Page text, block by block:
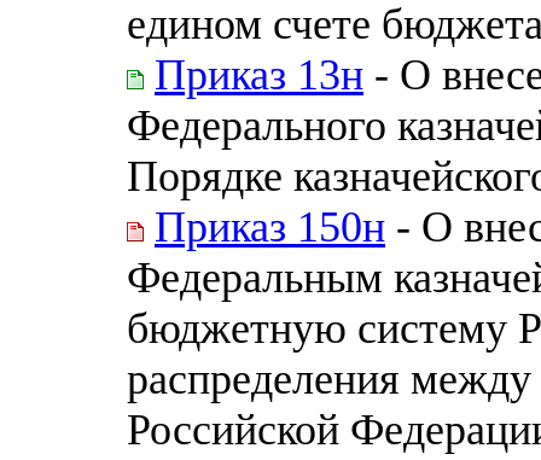
едином счете
Приказ 13н - О
Федерального
Порядке
Приказ 150н - О
Федеральным
бюджетную систему
распределения
Российской